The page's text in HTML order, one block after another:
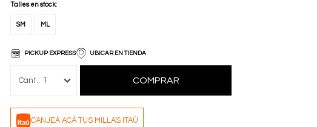
Talles en stock:
SM ML
PICKUP EXPRESS UBICAR EN TIENDA
1 COMPRAR
CANJEÁ ACÁ TUS MILLAS ITAÚ